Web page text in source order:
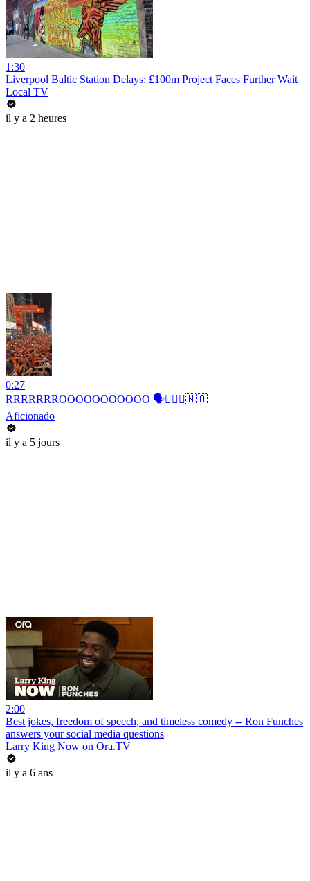
1:30
Liverpool Baltic Station Delays: £100m Project Faces Further Wait
Local TV
il y a 2 heures
0:27
RRRRRRROOOOOOOOOOO 🗣️🚣🏻‍♂️🇳🇴
Aficionado
il y a 5 jours
2:00
Best jokes, freedom of speech, and timeless comedy -- Ron Funches
answers your social media questions
Larry King Now on Ora.TV
il y a 6 ans